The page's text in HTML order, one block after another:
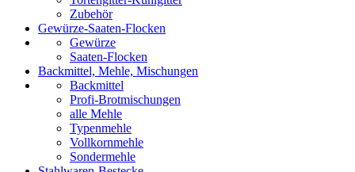
Zubehör
Gewürze-Saaten-Flocken
Gewürze
Saaten-Flocken
Backmittel, Mehle, Mischungen
Backmittel
Profi-Brotmischungen
alle Mehle
Typenmehle
Vollkornmehle
Sondermehle